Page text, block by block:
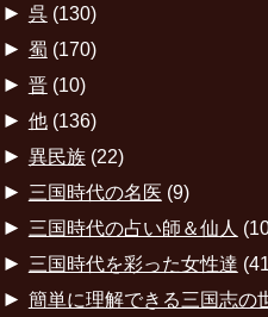
► 呉(130)
► 蜀 (170)
► 晋(10)
► 他(136)
► 異民族(22)
► 三国時代の名医 (9)
► 三国時代の占い師＆仙人
► 三国時代を彩った女性達
► 簡単に理解できる三国志の